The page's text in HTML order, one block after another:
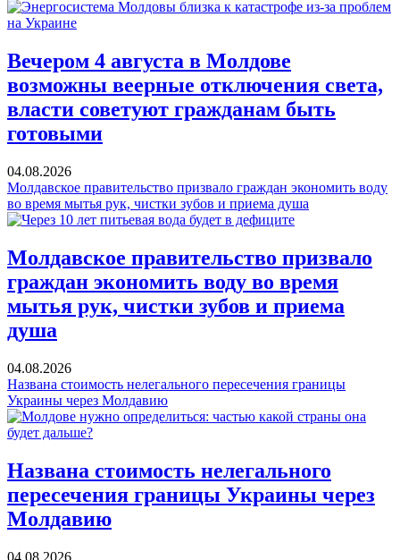
Вечером 4 августа в Молдове
возможны веерные отключения света,
власти советуют гражданам быть
готовыми
04.08.2026
Молдавское правительство призвало граждан экономить воду
во время мытья рук, чистки зубов и приема душа
Молдавское правительство призвало
граждан экономить воду во время
мытья рук, чистки зубов и приема
душа
04.08.2026
Названа стоимость нелегального пересечения границы
Украины через Молдавию
Названа стоимость нелегального
пересечения границы Украины через
Молдавию
04.08.2026